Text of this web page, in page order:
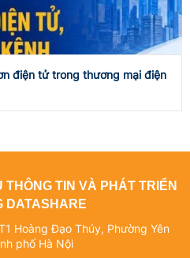
điện tử trong thương mại điện
THÔNG TIN VÀ PHÁT TRIỂN
DATASHARE
Hoàng Đạo Thúy, Phường Yên
phố Hà Nội